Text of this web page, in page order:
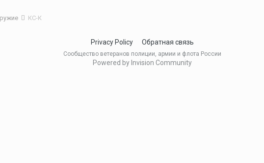
КС-К
Privacy Policy Обратная связь
Сообщество ветеранов полиции, армии и флота России
Powered by Invision Community